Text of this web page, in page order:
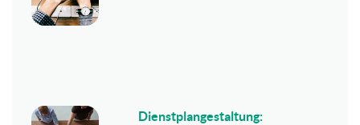
Dienstplangestaltung: